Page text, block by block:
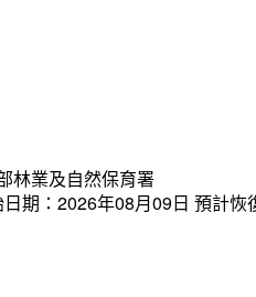
林業及自然保育署
期：2026年08月09日 預計